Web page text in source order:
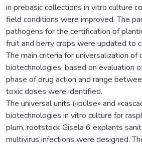
in prebasic collections in vitro culture
field conditions were improved. The
pathogens for the certification of
fruit and berry crops were updated to
The main criteria for universalization of
biotechnologies, based on evaluation
phase of drug action and range
toxic doses were identified.
The universal units («pulse» and
biotechnologies in vitro culture for
plum, rootstock Gisela 6 explants
multivirus infections were designed.